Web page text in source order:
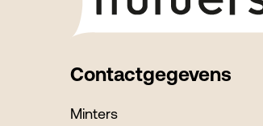
Contactgegevens
Minters